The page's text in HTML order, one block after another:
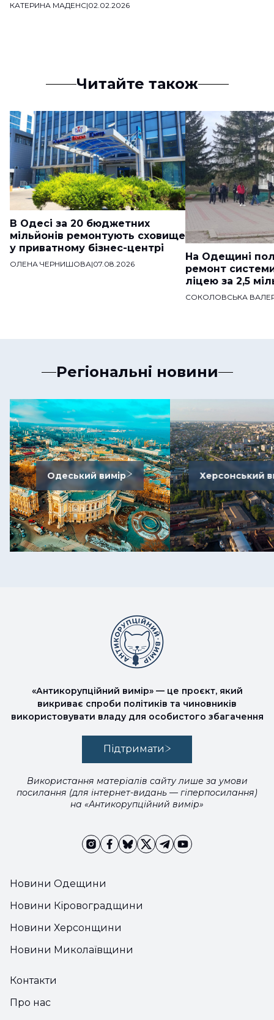
КАТЕРИНА МАДЕНС|02.02.2026
Читайте також
В Одесі за 20 бюджетних
мільйонів ремонтують сховище
у приватному бізнес-центрі
ОЛЕНА ЧЕРНИШОВА|07.08.2026
На Одещині
ремонт
ліцею за 2,5
СОКОЛОВСЬКА
Регіональні новини
Одеський вимір Херсонський
Новини Одещини
Новини Кіровоградщини
Новини Херсонщини
Новини Миколаївщини
«Антикорупційний вимір» — це проєкт, який
викриває спроби політиків та чиновників
використовувати владу для особистого збагачення
Підтримати
Використання матеріалів сайту лише за умови
посилання (для інтернет-видань — гіперпосилання)
на «Антикорупційний вимір»
Контакти
Про нас